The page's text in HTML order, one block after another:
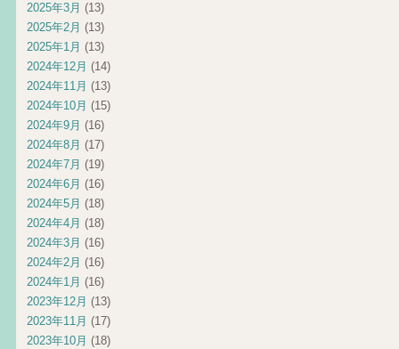
2025年3月 (13)
2025年2月 (13)
2025年1月 (13)
2024年12月 (14)
2024年11月 (13)
2024年10月 (15)
2024年9月 (16)
2024年8月 (17)
2024年7月 (19)
2024年6月 (16)
2024年5月 (18)
2024年4月 (18)
2024年3月 (16)
2024年2月 (16)
2024年1月 (16)
2023年12月 (13)
2023年11月 (17)
2023年10月 (18)